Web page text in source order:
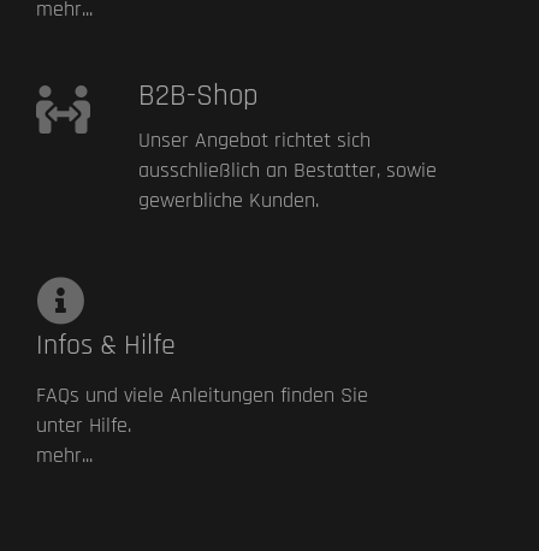
mehr...
B2B-Shop
Unser Angebot richtet sich
ausschließlich an Bestatter, sowie
gewerbliche Kunden.
Infos & Hilfe
FAQs und viele Anleitungen finden Sie
unter Hilfe.
mehr...